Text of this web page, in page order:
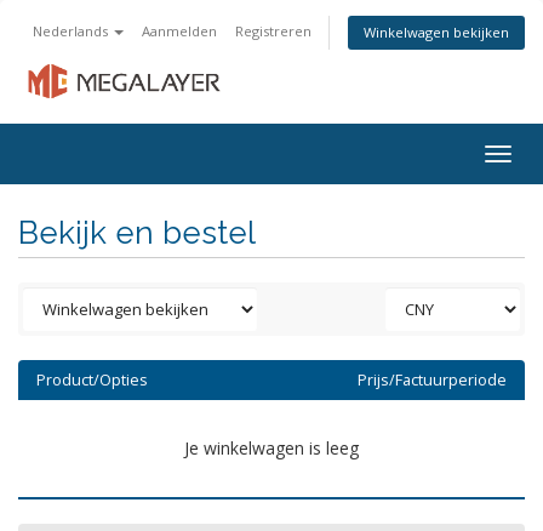
Nederlands Aanmelden Registreren Winkelwagen bekijken
Bekijk en bestel
Product/Opties Prijs/Factuurperiode
Je winkelwagen is leeg